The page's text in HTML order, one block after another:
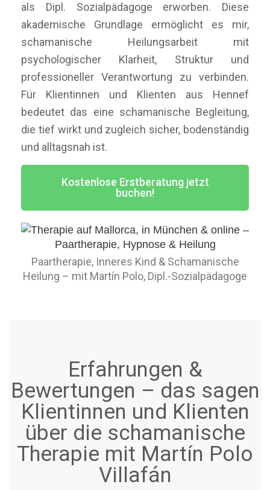
als Dipl. Sozialpädagoge erworben. Diese
akademische Grundlage ermöglicht es mir,
schamanische Heilungsarbeit mit
psychologischer Klarheit, Struktur und
professioneller Verantwortung zu verbinden.
Für Klientinnen und Klienten aus Hennef
bedeutet das eine schamanische Begleitung,
die tief wirkt und zugleich sicher, bodenständig
und alltagsnah ist.
Kostenlose Erstberatung jetzt
buchen!
Paartherapie, Inneres Kind & Schamanische
Heilung – mit Martín Polo, Dipl.-Sozialpädagoge
Erfahrungen &
Bewertungen – das sagen
Klientinnen und Klienten
über die schamanische
Therapie mit Martín Polo
Villafán